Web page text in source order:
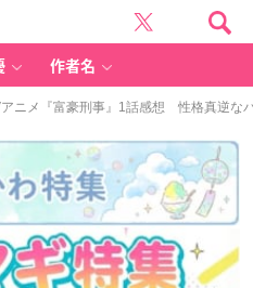
作者名
ニメ『富豪刑事』1話感想 性格真逆な